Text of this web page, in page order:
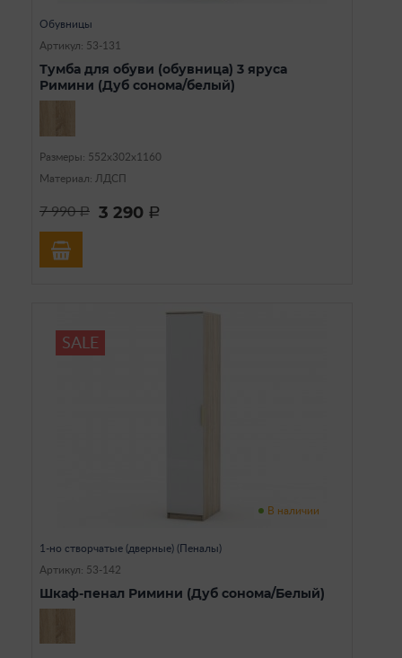
Обувницы
Артикул: 53-131
Тумба для обуви (обувница) 3 яруса
Римини (Дуб сонома/белый)
Размеры: 552х302х1160
Материал: ЛДСП
7 990a 3 290 a
SALE
В наличии
1-но створчатые (дверные) (Пеналы)
Артикул: 53-142
Шкаф-пенал Римини (Дуб сонома/Белый)